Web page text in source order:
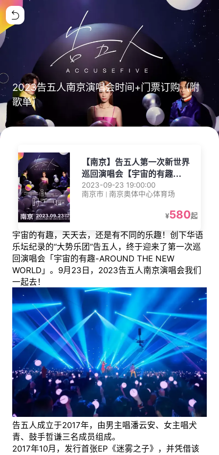
2023告五人南京演唱会时间+门票订购（附
歌单）
【南京】告五人第一次新世界
巡回演唱会【宇宙的有趣
AROUND THE NEW
WORLD】-南京站
2023-09-23 19:00:00
南京市 | 南京奥体中心体育场
¥580起
宇宙的有趣，天天去，还是有不同的乐趣！创下华语
乐坛纪录的“大势乐团”告五人，终于迎来了第一次巡
回演唱会「宇宙的有趣-AROUND THE NEW
WORLD」。9月23日，2023告五人南京演唱会我们
一起去！
告五人成立于2017年，由男主唱潘云安、女主唱犬
青、鼓手哲谦三名成员组成。
2017年10月，发行首张EP《迷雾之子》，并凭借该